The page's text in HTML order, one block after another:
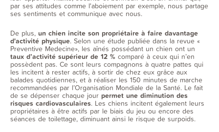
par ses attitudes comme l'aboiement par exemple, nous partage
ses sentiments et communique avec nous.
De plus, un chien incite son propriétaire à faire davantage
d'activité physique. Selon une étude publiée dans la revue «
Preventive Medecine», les aînés possédant un chien ont un
taux d’activité supérieur de 12 % comparé à ceux qui n’en
possèdent pas. Ce sont leurs compagnons à quatre pattes qui
les incitent à rester actifs, à sortir de chez eux grâce aux
balades quotidiennes, et à réaliser les 150 minutes de marche
recommandées par l’Organisation Mondiale de la Santé. Le fait
de se dépenser chaque jour permet une diminution des
risques cardiovasculaires. Les chiens incitent également leurs
propriétaires à être actifs par le biais du jeu ou encore des
séances de toilettage, diminuant ainsi le risque de surpoids.